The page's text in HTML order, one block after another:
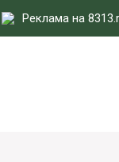
Реклама на